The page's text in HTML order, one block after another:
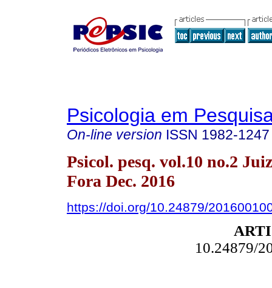
Psicologia em
On-line version ISSN 1982-1247
Psicol. pesq. vol.10 no.2
Fora Dec. 2016
https://doi.org/10.24879/
10.24879/